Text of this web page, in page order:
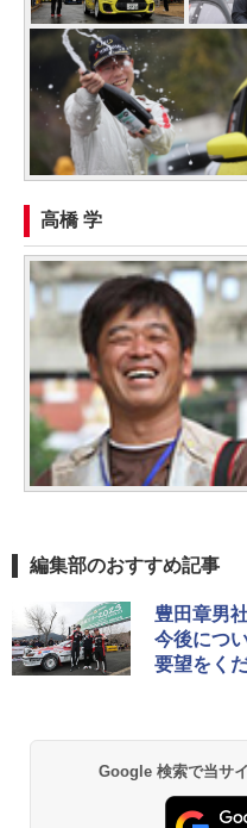
高橋 学
編集部のおすすめ記事
豊田章男
今後につ
要望をく
Google 検索で当サ